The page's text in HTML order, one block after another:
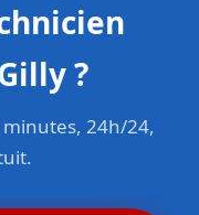
?
24h/24,